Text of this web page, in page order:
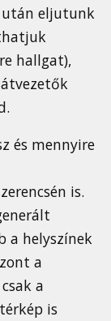
után eljutunk
hallgat),
és mennyire
is.
a helyszínek
a
a
is